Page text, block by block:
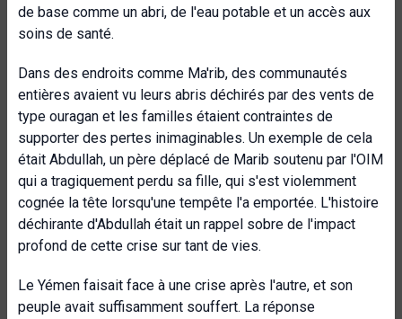
de base comme un abri, de l'eau potable et un accès aux
soins de santé.
Dans des endroits comme Ma'rib, des communautés
entières avaient vu leurs abris déchirés par des vents de
type ouragan et les familles étaient contraintes de
supporter des pertes inimaginables. Un exemple de cela
était Abdullah, un père déplacé de Marib soutenu par l'OIM
qui a tragiquement perdu sa fille, qui s'est violemment
cognée la tête lorsqu'une tempête l'a emportée. L'histoire
déchirante d'Abdullah était un rappel sobre de l'impact
profond de cette crise sur tant de vies.
Le Yémen faisait face à une crise après l'autre, et son
peuple avait suffisamment souffert. La réponse